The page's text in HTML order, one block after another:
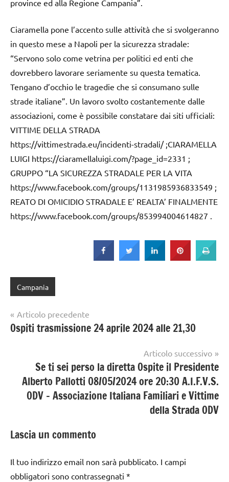
province ed alla Regione Campania”.
Ciaramella pone l’accento sulle attività che si svolgeranno
in questo mese a Napoli per la sicurezza stradale:
“Servono solo come vetrina per politici ed enti che
dovrebbero lavorare seriamente su questa tematica.
Tengano d’occhio le tragedie che si consumano sulle
strade italiane”. Un lavoro svolto costantemente dalle
associazioni, come è possibile constatare dai siti ufficiali:
VITTIME DELLA STRADA
https://vittimestrada.eu/incidenti-stradali/ ;CIARAMELLA
LUIGI https://ciaramellaluigi.com/?page_id=2331 ;
GRUPPO “LA SICUREZZA STRADALE PER LA VITA
https://www.facebook.com/groups/1131985936833549 ;
REATO DI OMICIDIO STRADALE E’ REALTA’ FINALMENTE
https://www.facebook.com/groups/853994004614827 .
Campania
Navigazione
articoli
Articolo precedente
Ospiti trasmissione 24 aprile 2024 alle 21,30
Articolo successivo
Se ti sei perso la diretta Ospite il Presidente
Alberto Pallotti 08/05/2024 ore 20:30 A.I.F.V.S.
ODV – Associazione Italiana Familiari e Vittime
della Strada ODV
Lascia un commento
Il tuo indirizzo email non sarà pubblicato. I campi
obbligatori sono contrassegnati *